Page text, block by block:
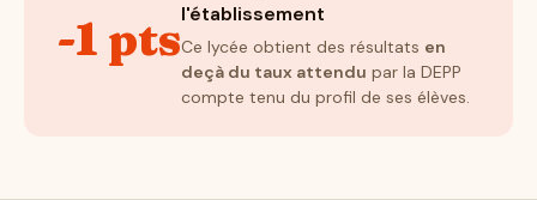
-1 ptsl'établissement
Ce lycée obtient des résultats en
deçà du taux attendu par la DEPP
compte tenu du profil de ses élèves.